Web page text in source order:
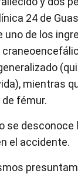
24 de
uno de los
mientras
fémur.
se desconoce
el accidente.